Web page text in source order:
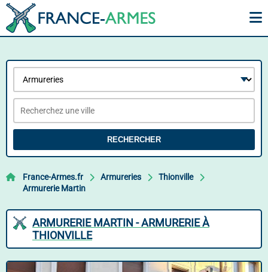
RECHERCHER
France-Armes.fr Armureries
Thionville
Armurerie Martin
ARMURERIE MARTIN - ARMURERIE À
THIONVILLE